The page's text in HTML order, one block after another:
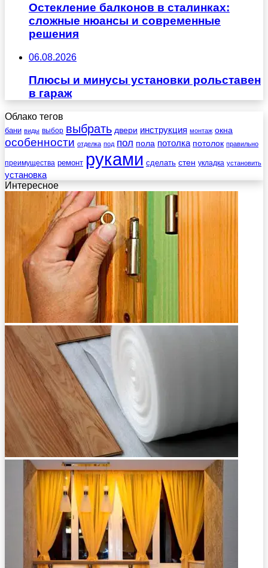
Остекление балконов в сталинках:
сложные нюансы и современные
решения
06.08.2026
Плюсы и минусы установки рольставен
в гараж
Облако тегов
бани виды выбор выбрать двери инструкция монтаж окна
особенности отделка под пол пола потолка потолок правильно
преимущества ремонт руками сделать стен укладка установить
установка
Интересное